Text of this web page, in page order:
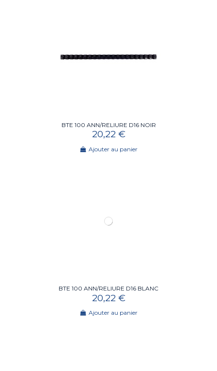
BTE 100 ANN/RELIURE D16 NOIR
20,22 €
Ajouter au panier
BTE 100 ANN/RELIURE D16 BLANC
20,22 €
Ajouter au panier